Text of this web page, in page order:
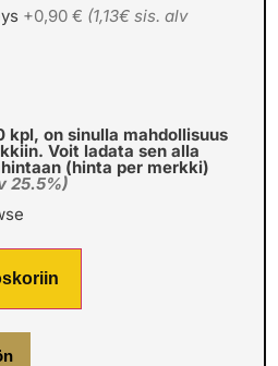
+0,90 € (1,13€ sis. alv
kpl, on sinulla mahdollisuus
Voit ladata sen alla
(hinta per merkki)
25.5%)